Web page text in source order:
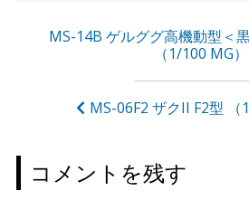
ゲ
ー
MS-14B ゲルググ高機動型＜
（1/100 MG）
MS-06F2 ザクII F2型 （
コメントを残す